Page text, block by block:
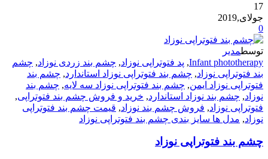
17
جولای,2019
0
توسطمدیر
Infant phototherapy
, پد فتوتراپی نوزاد, چشم بند زردی نوزاد, چشم
بند فتوتراپی نوزاد, چشم بند فتوتراپی نوزاد استاندارد, چشم بند
فتوتراپی نوزاد ایمن, چشم بند فتوتراپی نوزاد سه لایه, چشم بند
نوزاد, چشم بند نوزاد استاندارد, خرید و فروش چشم بند فتوتراپی,
فتوتراپی نوزاد, فروش چشم بند نوزاد, قیمت چشم بند فتوتراپی
نوزاد, مدل ها سایز بندی چشم بند فتوتراپی نوزاد
چشم بند فتوتراپی نوزاد